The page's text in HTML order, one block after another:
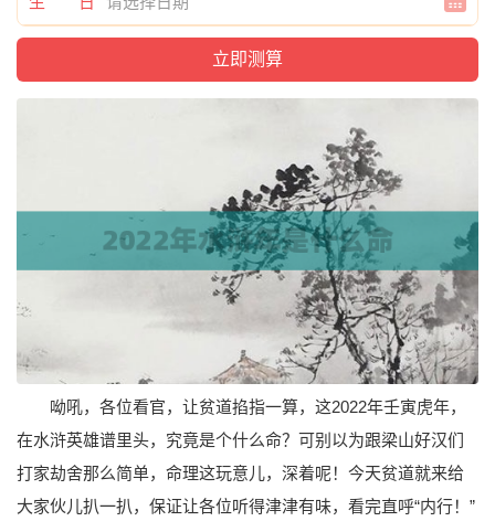
呦吼，各位看官，让贫道掐指一算，这2022年壬寅虎年，
在水浒英雄谱里头，究竟是个什么命？可别以为跟梁山好汉们
打家劫舍那么简单，命理这玩意儿，深着呢！今天贫道就来给
大家伙儿扒一扒，保证让各位听得津津有味，看完直呼“内行！”